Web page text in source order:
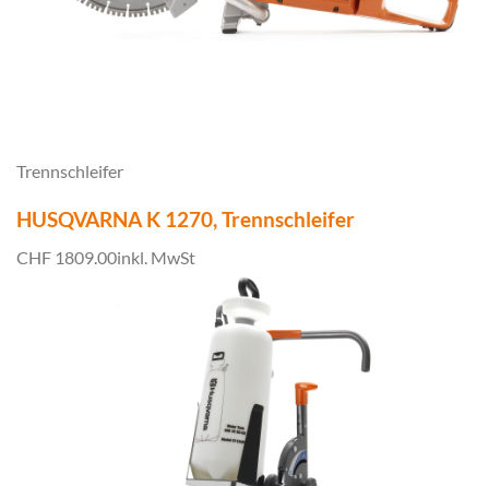
Trennschleifer
HUSQVARNA K 1270, Trennschleifer
CHF 1809.00inkl. MwSt